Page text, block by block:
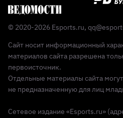
© 2020-2026 Esports.ru,
Сайт носит информационный
материалов сайта разрешена
первоисточник.
Отдельные материалы сайта
не предназначенную для лиц
Сетевое издание «Esports.ru»